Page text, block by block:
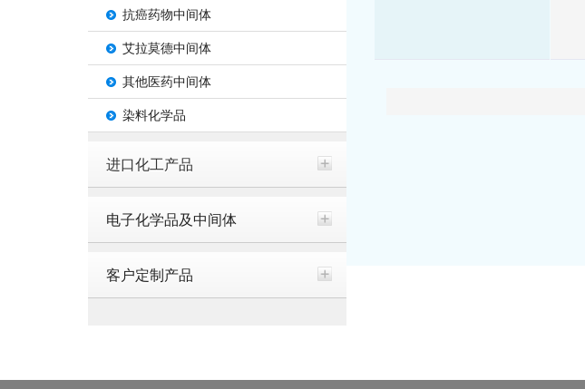
抗癌药物中间体
艾拉莫德中间体
其他医药中间体
染料化学品
进口化工产品
电子化学品及中间体
客户定制产品